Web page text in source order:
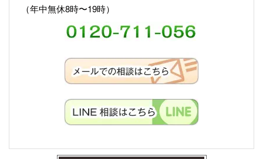
（年中無休8時〜19時）